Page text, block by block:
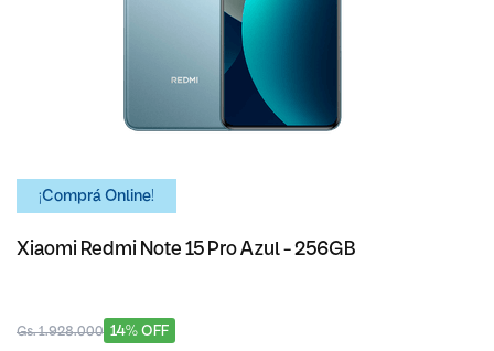
¡Comprá Online!
Xiaomi Redmi Note 15 Pro Azul - 256GB
14% OFF
Gs. 1.928.000